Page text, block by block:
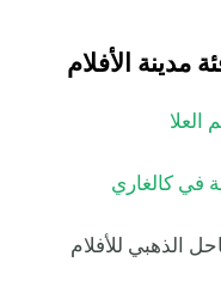
مدينة الأفلام
العلا
في كالغاري
الذهبي للأفلام